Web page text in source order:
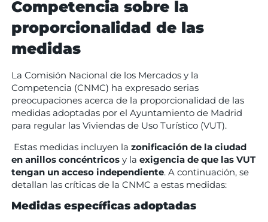
Competencia sobre la
proporcionalidad de las
medidas
La Comisión Nacional de los Mercados y la
Competencia (CNMC) ha expresado serias
preocupaciones acerca de la proporcionalidad de las
medidas adoptadas por el Ayuntamiento de Madrid
para regular las Viviendas de Uso Turístico (VUT).
Estas medidas incluyen la zonificación de la ciudad
en anillos concéntricosy la exigencia de que las VUT
tengan un acceso independiente. A continuación, se
detallan las críticas de la CNMC a estas medidas:
Medidas específicas adoptadas